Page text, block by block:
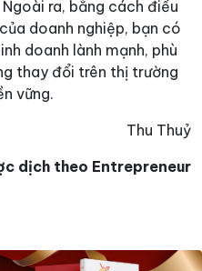
ra, bằng cách điều
doanh nghiệp, bạn có
doanh lành mạnh, phù
thay đổi trên thị trường
vững.
Thu Thuỷ
dịch theo Entrepreneur